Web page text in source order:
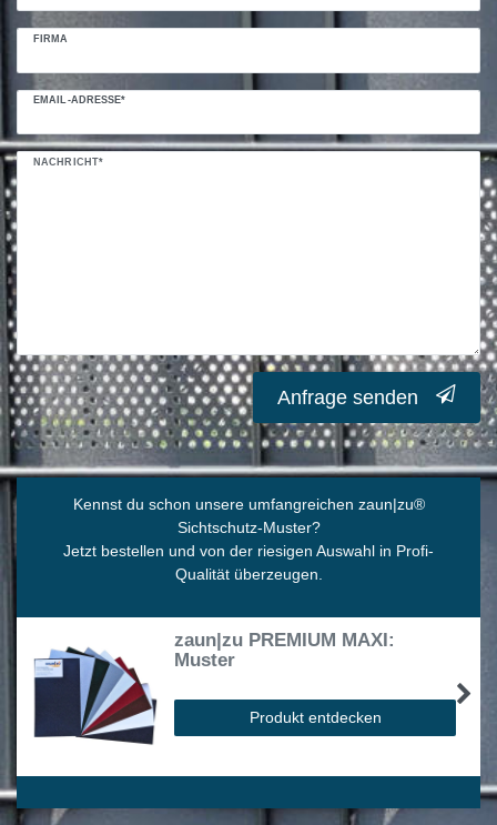
FIRMA
EMAIL-ADRESSE*
NACHRICHT*
Anfrage senden
Kennst du schon unsere umfangreichen zaun|zu®
Sichtschutz-Muster?
Jetzt bestellen und von der riesigen Auswahl in Profi-
Qualität überzeugen.
zaun|zu PREMIUM MAXI:
Muster
Produkt entdecken